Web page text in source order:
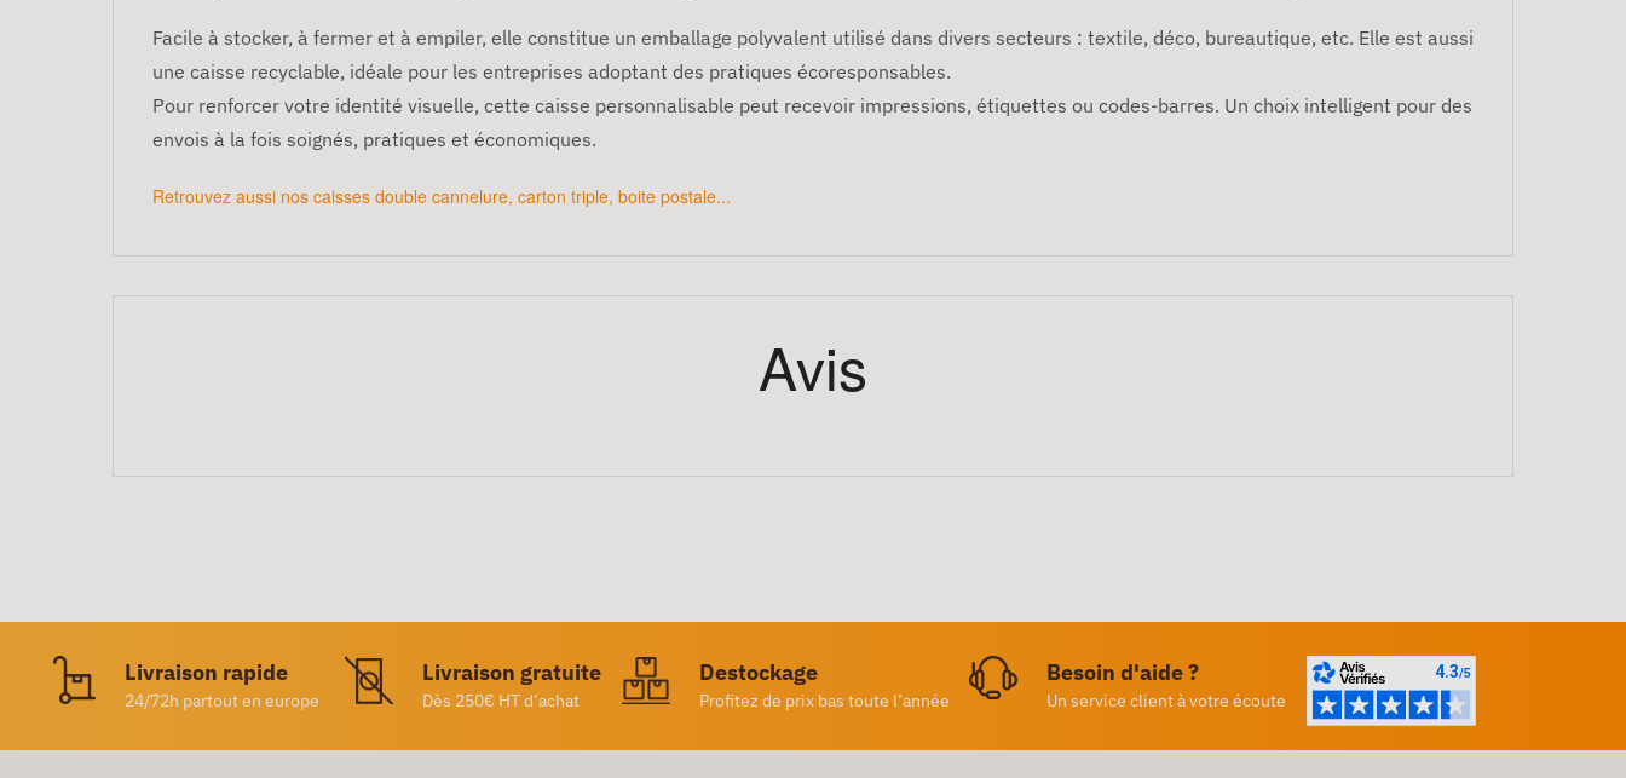
Facile à stocker, à fermer et à empiler, elle constitue un emballage polyvalent utilisé dans divers secteurs : textile, déco, bureautique, etc. Elle est aussi
une caisse recyclable, idéale pour les entreprises adoptant des pratiques écoresponsables.
Pour renforcer votre identité visuelle, cette caisse personnalisable peut recevoir impressions, étiquettes ou codes-barres. Un choix intelligent pour des
envois à la fois soignés, pratiques et économiques.
Retrouvez aussi nos caisses double cannelure, carton triple, boite postale...
Avis
Livraison rapide
24/72h partout en europe
Livraison gratuite
Dès 250€ HT d’achat
Destockage
Profitez de prix bas toute l’année
Besoin d'aide ?
Un service client à votre écoute